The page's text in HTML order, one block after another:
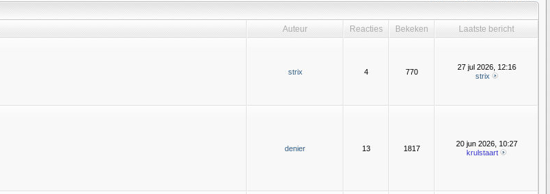
Auteur Reacties Bekeken Laatste bericht
strix 4 770
27 jul 2026, 12:16
strix
denier 13 1817
20 jun 2026, 10:27
krulstaart